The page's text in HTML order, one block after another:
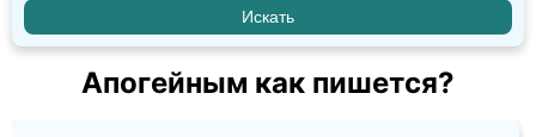
Апогейным как пишется?